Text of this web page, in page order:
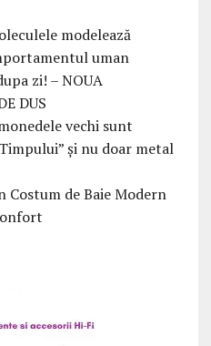
modelează
uman
zi! – NOUA
DUS
vechi sunt
și nu doar metal
Costum de Baie Modern